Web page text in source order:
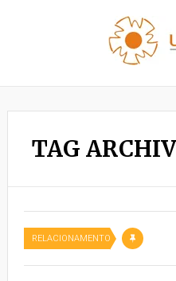
TAG
RELACIONAMENTO